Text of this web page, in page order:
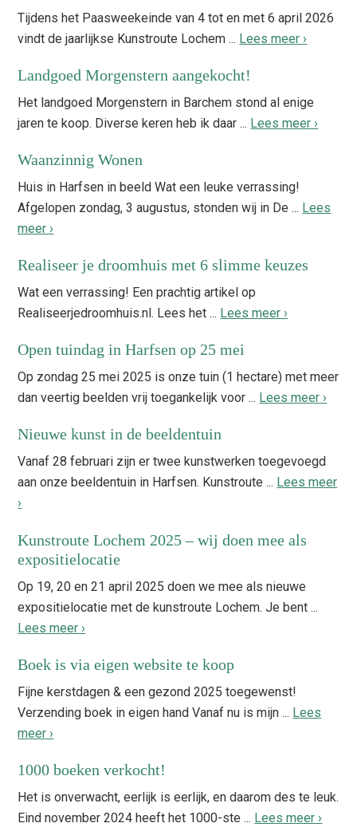
Tijdens het Paasweekeinde van 4 tot en met 6 april 2026
vindt de jaarlijkse Kunstroute Lochem ... Lees meer ›
Landgoed Morgenstern aangekocht!
Het landgoed Morgenstern in Barchem stond al enige
jaren te koop. Diverse keren heb ik daar ... Lees meer ›
Waanzinnig Wonen
Huis in Harfsen in beeld Wat een leuke verrassing!
Afgelopen zondag, 3 augustus, stonden wij in De ... Lees
meer ›
Realiseer je droomhuis met 6 slimme keuzes
Wat een verrassing! Een prachtig artikel op
Realiseerjedroomhuis.nl. Lees het ... Lees meer ›
Open tuindag in Harfsen op 25 mei
Op zondag 25 mei 2025 is onze tuin (1 hectare) met meer
dan veertig beelden vrij toegankelijk voor ... Lees meer ›
Nieuwe kunst in de beeldentuin
Vanaf 28 februari zijn er twee kunstwerken toegevoegd
aan onze beeldentuin in Harfsen. Kunstroute ... Lees meer
›
Kunstroute Lochem 2025 – wij doen mee als
expositielocatie
Op 19, 20 en 21 april 2025 doen we mee als nieuwe
expositielocatie met de kunstroute Lochem. Je bent ...
Lees meer ›
Boek is via eigen website te koop
Fijne kerstdagen & een gezond 2025 toegewenst!
Verzending boek in eigen hand Vanaf nu is mijn ... Lees
meer ›
1000 boeken verkocht!
Het is onverwacht, eerlijk is eerlijk, en daarom des te leuk.
Eind november 2024 heeft het 1000-ste ... Lees meer ›